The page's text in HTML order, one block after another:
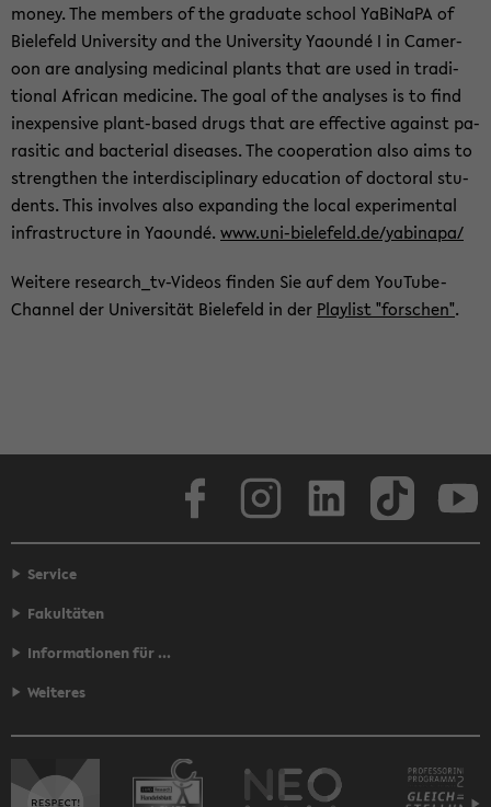
money. The mem­bers of the gra­dua­te school Ya­Bi­Na­PA of
Bie­le­feld Uni­ver­si­ty and the Uni­ver­si­ty Yaoundé I in Ca­mer­
oon are ana­ly­sing me­di­ci­nal plants that are used in tra­di­
tio­nal Af­ri­can me­di­ci­ne. The goal of the ana­ly­ses is to find
in­ex­pen­si­ve plant-​based drugs that are ef­fec­ti­ve against pa­
ra­si­tic and bac­te­ri­al di­sea­ses. The co­ope­ra­ti­on also aims to
streng­t­hen the in­ter­di­sci­pli­na­ry edu­ca­ti­on of doc­to­ral stu­
dents. This in­vol­ves also ex­pan­ding the local ex­pe­ri­men­tal
in­fra­st­ruc­tu­re in Yaoundé. www.uni-​bielefeld.de/ya­bi­na­pa/
Wei­te­re research_tv-​Videos fin­den Sie auf dem YouTube-​
Channel der Uni­ver­si­tät Bie­le­feld in der Play­list "for­schen".
Face­book
Service
Fakultäten
Informationen für ...
Weiteres